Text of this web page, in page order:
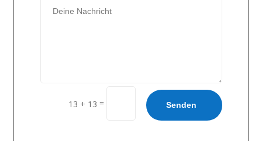
13 + 13 = Senden